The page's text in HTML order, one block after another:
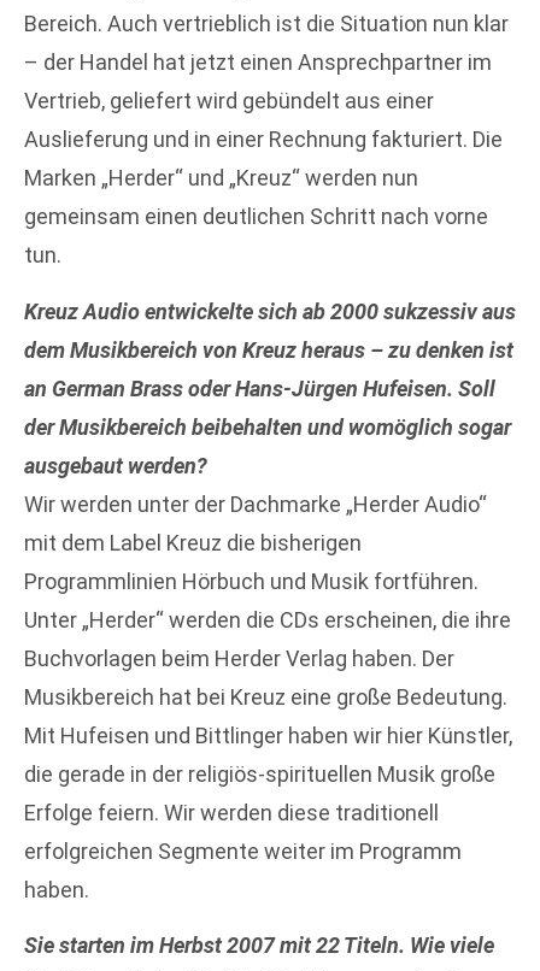
Bereich. Auch vertrieblich ist die Situation nun klar
– der Handel hat jetzt einen Ansprechpartner im
Vertrieb, geliefert wird gebündelt aus einer
Auslieferung und in einer Rechnung fakturiert. Die
Marken „Herder“ und „Kreuz“ werden nun
gemeinsam einen deutlichen Schritt nach vorne
tun.
Kreuz Audio entwickelte sich ab 2000 sukzessiv aus
dem Musikbereich von Kreuz heraus – zu denken ist
an German Brass oder Hans-Jürgen Hufeisen. Soll
der Musikbereich beibehalten und womöglich sogar
ausgebaut werden?
Wir werden unter der Dachmarke „Herder Audio“
mit dem Label Kreuz die bisherigen
Programmlinien Hörbuch und Musik fortführen.
Unter „Herder“ werden die CDs erscheinen, die ihre
Buchvorlagen beim Herder Verlag haben. Der
Musikbereich hat bei Kreuz eine große Bedeutung.
Mit Hufeisen und Bittlinger haben wir hier Künstler,
die gerade in der religiös-spirituellen Musik große
Erfolge feiern. Wir werden diese traditionell
erfolgreichen Segmente weiter im Programm
haben.
Sie starten im Herbst 2007 mit 22 Titeln. Wie viele